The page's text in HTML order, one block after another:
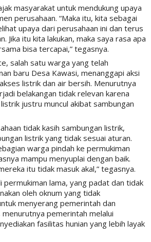
masyarakat untuk mendukung upaya
perusahaan. “Maka itu, kita sebagai
upaya dari perusahaan ini dan terus
Jika itu kita lakukan, maka saya rasa apa
bisa tercapai,” tegasnya.
salah satu warga yang telah
baru Desa Kawasi, menanggapi aksi
listrik dan air bersih. Menurutnya
belakangan tidak relevan karena
justru muncul akibat sambungan
tidak kasih sambungan listrik,
listrik yang tidak sesuai aturan.
warga pindah ke permukiman
mampu menyuplai dengan baik.
itu tidak masuk akal,” tegasnya.
permukiman lama, yang padat dan tidak
oleh oknum yang tidak
menyerang pemerintah dan
menurutnya pemerintah melalui
fasilitas hunian yang lebih layak